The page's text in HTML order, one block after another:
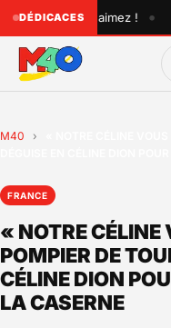
DÉDICACES
que vous aimez ! •
M40 ›
FRANCE
« NOTRE
POMPIER DE
CÉLINE DION
LA CASERNE